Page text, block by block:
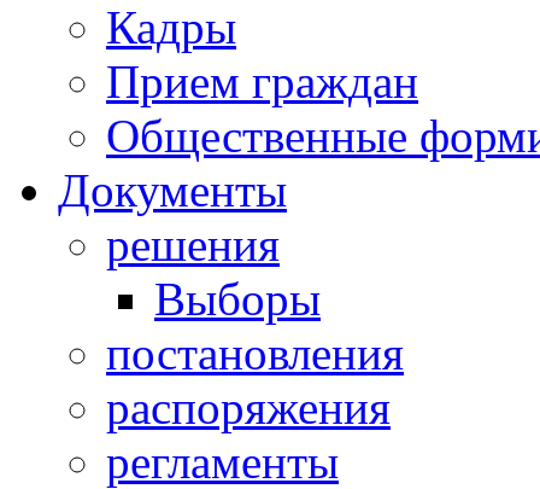
Кадры
Прием граждан
Общественные
Документы
решения
Выборы
постановления
распоряжения
регламенты